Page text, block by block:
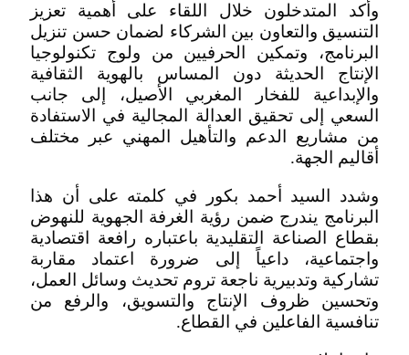
وأكد المتدخلون خلال اللقاء على أهمية تعزيز
التنسيق والتعاون بين الشركاء لضمان حسن تنزيل
البرنامج، وتمكين الحرفيين من ولوج تكنولوجيا
الإنتاج الحديثة دون المساس بالهوية الثقافية
والإبداعية للفخار المغربي الأصيل، إلى جانب
السعي إلى تحقيق العدالة المجالية في الاستفادة
من مشاريع الدعم والتأهيل المهني عبر مختلف
أقاليم الجهة.
وشدد السيد أحمد بكور في كلمته على أن هذا
البرنامج يندرج ضمن رؤية الغرفة الجهوية للنهوض
بقطاع الصناعة التقليدية باعتباره رافعة اقتصادية
واجتماعية، داعياً إلى ضرورة اعتماد مقاربة
تشاركية وتدبيرية ناجعة تروم تحديث وسائل العمل،
وتحسين ظروف الإنتاج والتسويق، والرفع من
تنافسية الفاعلين في القطاع.